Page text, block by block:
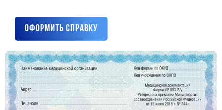
Оформить справку